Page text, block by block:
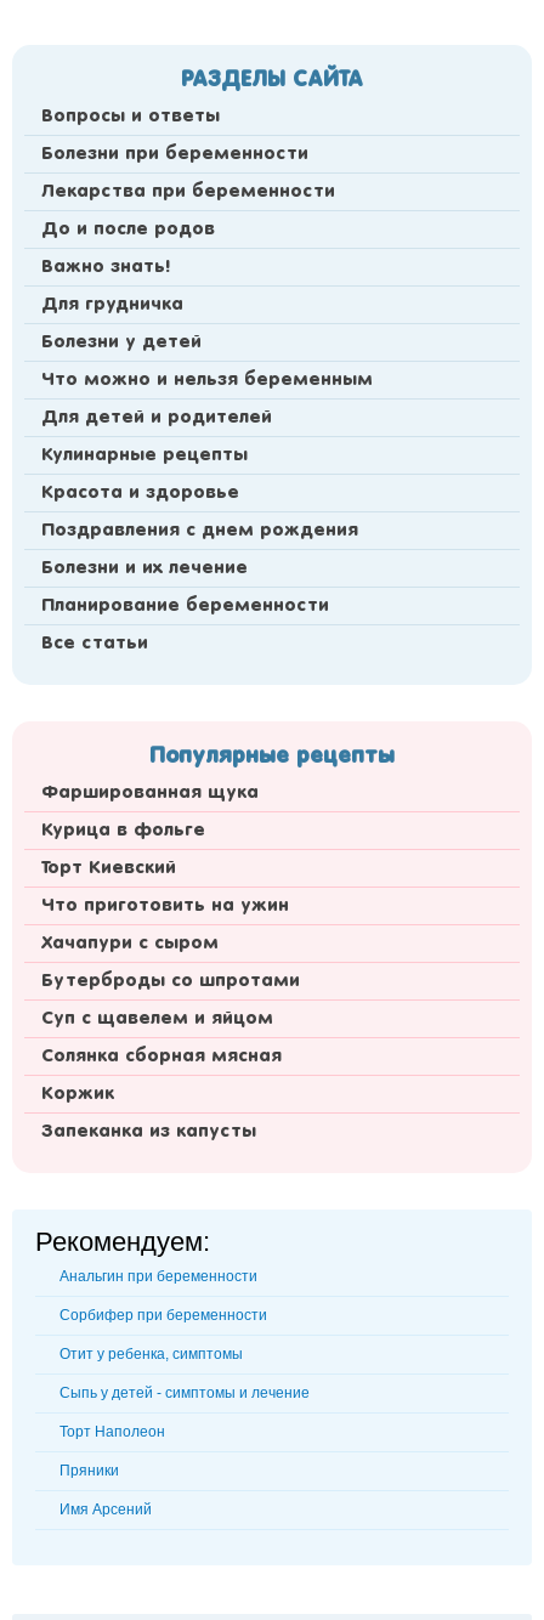
РАЗДЕЛЫ САЙТА
Вопросы и ответы
Болезни при беременности
Лекарства при беременности
До и после родов
Важно знать!
Для грудничка
Болезни у детей
Что можно и нельзя беременным
Для детей и родителей
Кулинарные рецепты
Красота и здоровье
Поздравления с днем рождения
Болезни и их лечение
Планирование беременности
Все статьи
Популярные рецепты
Фаршированная щука
Курица в фольге
Торт Киевский
Что приготовить на ужин
Хачапури с сыром
Бутерброды со шпротами
Суп с щавелем и яйцом
Солянка сборная мясная
Коржик
Запеканка из капусты
Рекомендуем:
Анальгин при беременности
Сорбифер при беременности
Отит у ребенка, симптомы
Сыпь у детей - симптомы и лечение
Торт Наполеон
Пряники
Имя Арсений